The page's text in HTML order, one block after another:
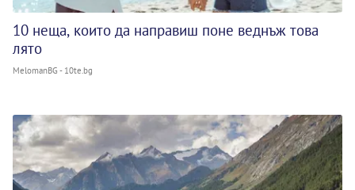
10 неща, които да направиш поне веднъж това
лято
MelomanBG - 10te.bg